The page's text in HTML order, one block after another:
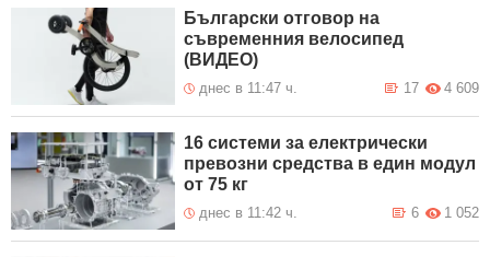
Български отговор на
съвременния велосипед
(ВИДЕО)
днес в 11:47 ч. 4 609
17
16 системи за електрически
превозни средства в един модул
от 75 кг
днес в 11:42 ч. 1 052
6